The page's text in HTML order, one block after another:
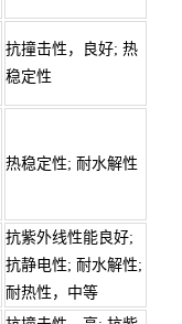
抗撞击性，良好; 热
稳定性
热稳定性; 耐水解性
抗紫外线性能良好;
抗静电性; 耐水解性;
耐热性，中等